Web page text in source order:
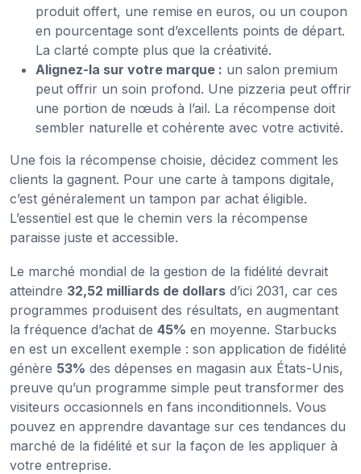
produit offert, une remise en euros, ou un coupon
en pourcentage sont d’excellents points de départ.
La clarté compte plus que la créativité.
Alignez-la sur votre marque : un salon premium
peut offrir un soin profond. Une pizzeria peut offrir
une portion de nœuds à l’ail. La récompense doit
sembler naturelle et cohérente avec votre activité.
Une fois la récompense choisie, décidez comment les
clients la gagnent. Pour une carte à tampons digitale,
c’est généralement un tampon par achat éligible.
L’essentiel est que le chemin vers la récompense
paraisse juste et accessible.
Le marché mondial de la gestion de la fidélité devrait
atteindre 32,52 milliards de dollars d’ici 2031, car ces
programmes produisent des résultats, en augmentant
la fréquence d’achat de 45% en moyenne. Starbucks
en est un excellent exemple : son application de fidélité
génère 53% des dépenses en magasin aux États-Unis,
preuve qu’un programme simple peut transformer des
visiteurs occasionnels en fans inconditionnels. Vous
pouvez en apprendre davantage sur ces tendances du
marché de la fidélité et sur la façon de les appliquer à
votre entreprise.